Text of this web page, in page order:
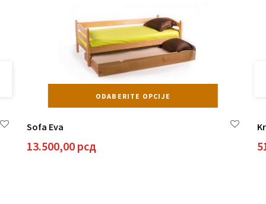
ODABERITE OPCIJE
više
Sofa Eva
13.500,00 рсд